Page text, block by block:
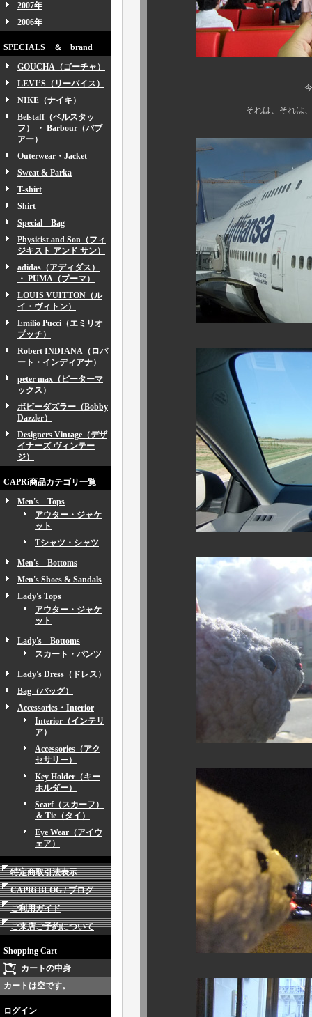
2007年
2006年
SPECIALS ＆ brand
GOUCHA（ゴーチャ）
LEVI’S（リーバイス）
NIKE（ナイキ）
Belstaff（ベルスタッ
フ） ・ Barbour（バブ
アー）
Outerwear・Jacket
Sweat & Parka
T-shirt
Shirt
Special Bag
Physicist and Son（フィ
ジキスト アンド サン）
adidas（アディダス）
・ PUMA（プーマ）
LOUIS VUITTON（ル
イ・ヴィトン）
Emilio Pucci（エミリオ
プッチ）
Robert INDIANA（ロバ
ート・インディアナ）
peter max（ピーターマ
ックス）
ボビーダズラー（Bobby
Dazzler）
Designers Vintage（デザ
イナーズ ヴィンテー
ジ）
CAPRi商品カテゴリ一覧
Men's Tops
アウター・ジャケ
ット
Tシャツ・シャツ
Men's Bottoms
Men's Shoes & Sandals
Lady's Tops
アウター・ジャケ
ット
Lady's Bottoms
スカート・パンツ
Lady's Dress（ドレス）
Bag（バッグ）
Accessories・Interior
Interior（インテリ
ア）
Accessories（アク
セサリー）
Key Holder（キー
ホルダー）
Scarf（スカーフ）
＆ Tie（タイ）
Eye Wear（アイウ
ェア）
特定商取引法表示
CAPRi BLOG / ブログ
ご利用ガイド
ご来店ご予約について
Shopping Cart
カートの中身
カートは空です。
ログイン
今年も、アメリカ
それは、それは、忙しく飛